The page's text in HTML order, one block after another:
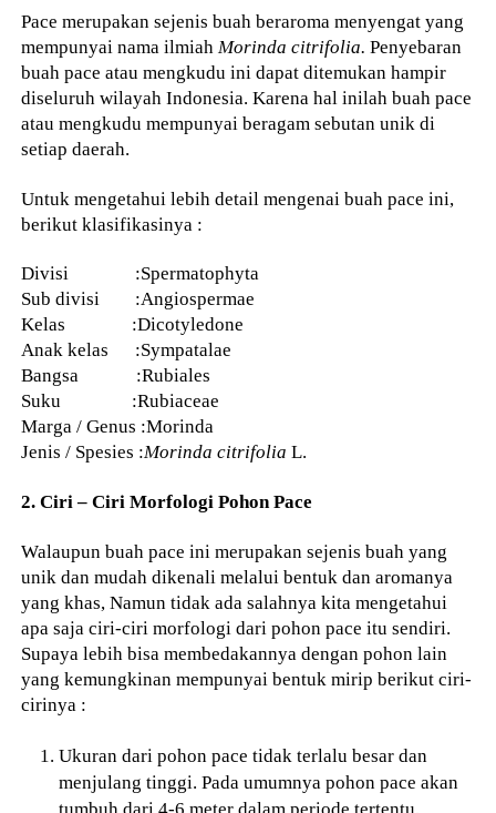
Pace merupakan sejenis buah beraroma menyengat yang
mempunyai nama ilmiah Morinda citrifolia.Penyebaran
buah pace atau mengkudu ini dapat ditemukan hampir
diseluruh wilayah Indonesia. Karena hal inilah buah pace
atau mengkudu mempunyai beragam sebutan unik di
setiap daerah.
Untuk mengetahui lebih detail mengenai buah pace ini,
berikut klasifikasinya :
Divisi :Spermatophyta
Sub divisi :Angiospermae
Kelas :Dicotyledone
Anak kelas :Sympatalae
Bangsa :Rubiales
Suku :Rubiaceae
Marga / Genus :Morinda
Jenis / Spesies :Morinda citrifolia L.
2. Ciri – Ciri Morfologi Pohon Pace
Walaupun buah pace ini merupakan sejenis buah yang
unik dan mudah dikenali melalui bentuk dan aromanya
yang khas, Namun tidak ada salahnya kita mengetahui
apa saja ciri-ciri morfologi dari pohon pace itu sendiri.
Supaya lebih bisa membedakannya dengan pohon lain
yang kemungkinan mempunyai bentuk mirip berikut ciri-
cirinya :
Ukuran dari pohon pace tidak terlalu besar dan
menjulang tinggi. Pada umumnya pohon pace akan
tumbuh dari 4-6 meter dalam periode tertentu.